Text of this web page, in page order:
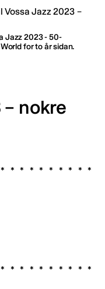
Jazz 2023 - 50-
for to år sidan.
nokre